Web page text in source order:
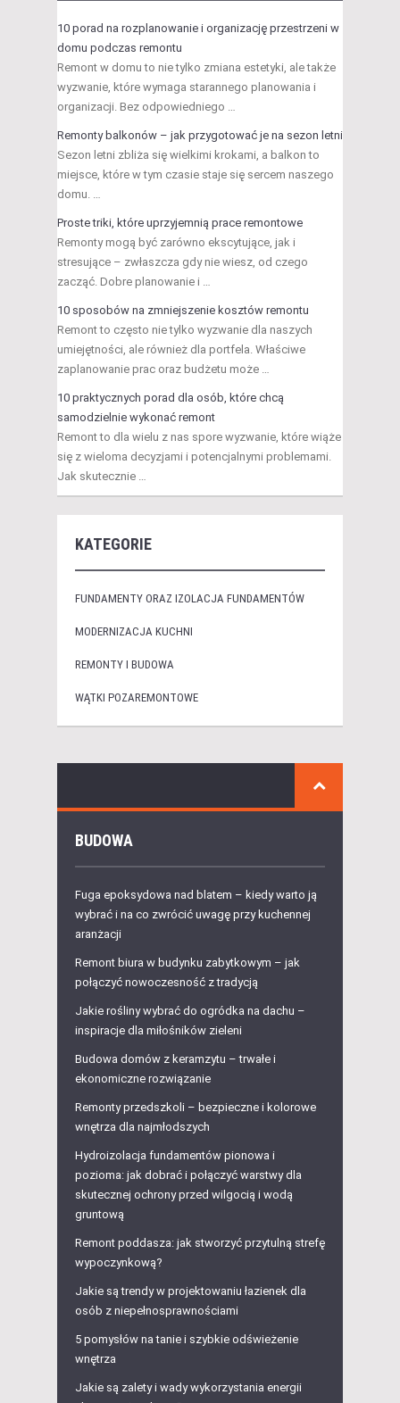
10 porad na rozplanowanie i organizację przestrzeni w
domu podczas remontu
Remont w domu to nie tylko zmiana estetyki, ale także
wyzwanie, które wymaga starannego planowania i
organizacji. Bez odpowiedniego …
Remonty balkonów – jak przygotować je na sezon letni
Sezon letni zbliża się wielkimi krokami, a balkon to
miejsce, które w tym czasie staje się sercem naszego
domu. …
Proste triki, które uprzyjemnią prace remontowe
Remonty mogą być zarówno ekscytujące, jak i
stresujące – zwłaszcza gdy nie wiesz, od czego
zacząć. Dobre planowanie i …
10 sposobów na zmniejszenie kosztów remontu
Remont to często nie tylko wyzwanie dla naszych
umiejętności, ale również dla portfela. Właściwe
zaplanowanie prac oraz budżetu może …
10 praktycznych porad dla osób, które chcą
samodzielnie wykonać remont
Remont to dla wielu z nas spore wyzwanie, które wiąże
się z wieloma decyzjami i potencjalnymi problemami.
Jak skutecznie …
KATEGORIE
FUNDAMENTY ORAZ IZOLACJA FUNDAMENTÓW
MODERNIZACJA KUCHNI
REMONTY I BUDOWA
WĄTKI POZAREMONTOWE
BUDOWA
Fuga epoksydowa nad blatem – kiedy warto ją
wybrać i na co zwrócić uwagę przy kuchennej
aranżacji
Remont biura w budynku zabytkowym – jak
połączyć nowoczesność z tradycją
Jakie rośliny wybrać do ogródka na dachu –
inspiracje dla miłośników zieleni
Budowa domów z keramzytu – trwałe i
ekonomiczne rozwiązanie
Remonty przedszkoli – bezpieczne i kolorowe
wnętrza dla najmłodszych
Hydroizolacja fundamentów pionowa i
pozioma: jak dobrać i połączyć warstwy dla
skutecznej ochrony przed wilgocią i wodą
gruntową
Remont poddasza: jak stworzyć przytulną strefę
wypoczynkową?
Jakie są trendy w projektowaniu łazienek dla
osób z niepełnosprawnościami
5 pomysłów na tanie i szybkie odświeżenie
wnętrza
Jakie są zalety i wady wykorzystania energii